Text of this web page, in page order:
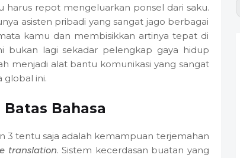
harus repot mengeluarkan ponsel dari saku.
asisten pribadi yang sangat jago berbagai
kamu dan membisikkan artinya tepat di
bukan lagi sekadar pelengkap gaya hidup
menjadi alat bantu komunikasi yang sangat
global ini.
Batas Bahasa
3 tentu saja adalah kemampuan terjemahan
translation. Sistem kecerdasan buatan yang